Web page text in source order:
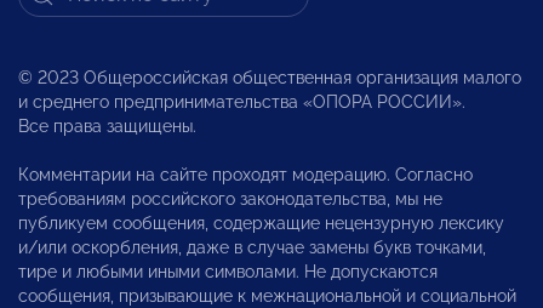
© 2023 Общероссийская общественная организация малого
и среднего предпринимательства «ОПОРА РОССИИ».
Все права защищены.
Комментарии на сайте проходят модерацию. Согласно
требованиям российского законодательства, мы не
публикуем сообщения, содержащие нецензурную лексику
и/или оскорбления, даже в случае замены букв точками,
тире и любыми иными символами. Не допускаются
сообщения, призывающие к межнациональной и социальной